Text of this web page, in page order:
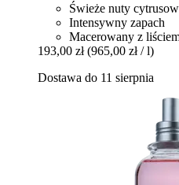
Świeże nuty
Intensywny zapach
Macerowany z
193,00 zł (965,00 zł / l)
Dostawa do 11 sierpnia